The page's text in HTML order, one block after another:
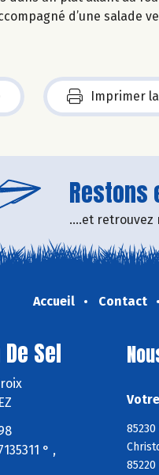
d’une salade
Imprimer
....et retrouvez
Accueil Contact
Sel
° ,